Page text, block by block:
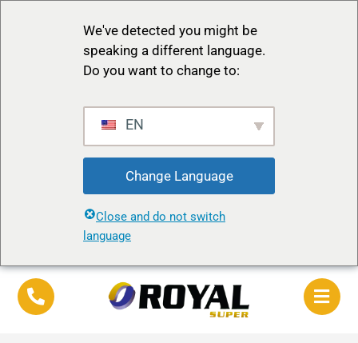
We've detected you might be
speaking a different language.
Do you want to change to:
EN
Change Language
Close and do not switch
language